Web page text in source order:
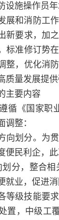
设施操作员
和消防工作
新要求，加
标准修订势
整，优化消
质量发展提
要内容
《国家职业
调整：
划分。为贯
便民利企，
分，整合
就业，促进
级技能要求
置，中级工